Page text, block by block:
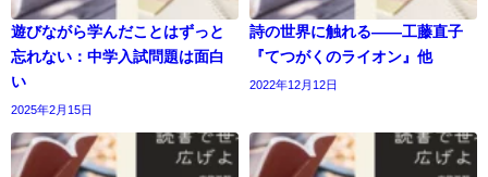
遊びながら学んだことはずっと
忘れない：中学入試問題は面白
い
2025年2月15日
詩の世界に触れる――工藤直子
『てつがくのライオン』他
2022年12月12日